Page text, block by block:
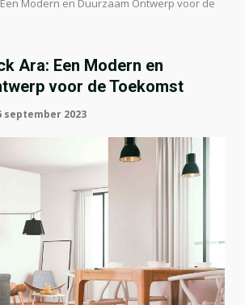
Modern en Duurzaam Ontwerp voor de
Ara: Een Modern en
voor de Toekomst
september 2023